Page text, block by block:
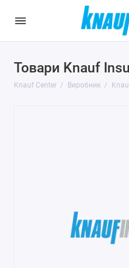
Товари Knauf
Knauf Center Виробник